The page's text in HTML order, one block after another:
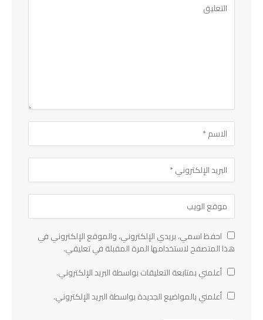
احفظ اسمي، بريدي الإلكتروني، والموقع الإلكتروني في
هذا المتصفح لاستخدامها المرة المقبلة في تعليقي.
أعلمني بمتابعة التعليقات بواسطة البريد الإلكتروني.
أعلمني بالمواضيع الجديدة بواسطة البريد الإلكتروني.